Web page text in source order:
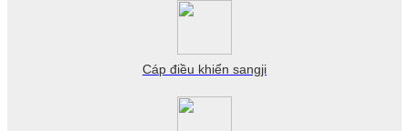
Cáp điều khiển sangji